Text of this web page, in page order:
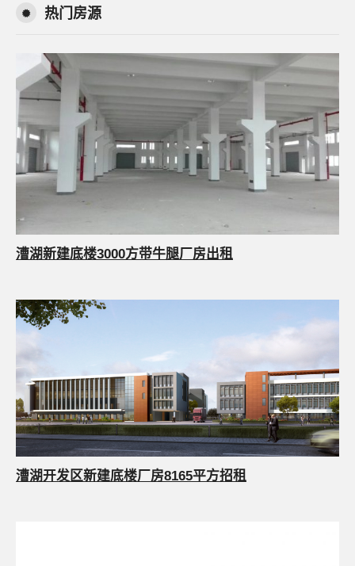
热门房源
漕湖新建底楼3000方带牛腿厂房出租
漕湖开发区新建底楼厂房8165平方招租